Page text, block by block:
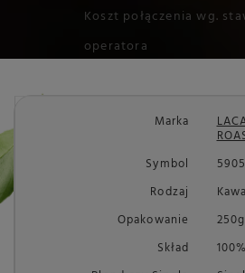
Koszt połączenia wg.
operatora
Marka
Symbol
Rodzaj
Opakowanie
250g
Skład